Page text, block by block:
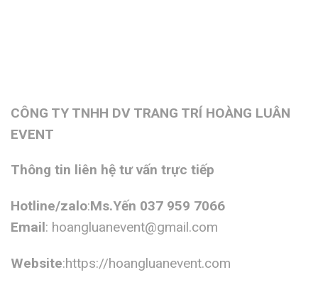
CÔNG TY TNHH DV TRANG TRÍ HOÀNG LUÂN
EVENT
Thông tin liên hệ tư vấn trực tiếp
Hotline/zalo:Ms.Yến 037 959 7066
Email: hoangluanevent@gmail.com
Website:https://hoangluanevent.com